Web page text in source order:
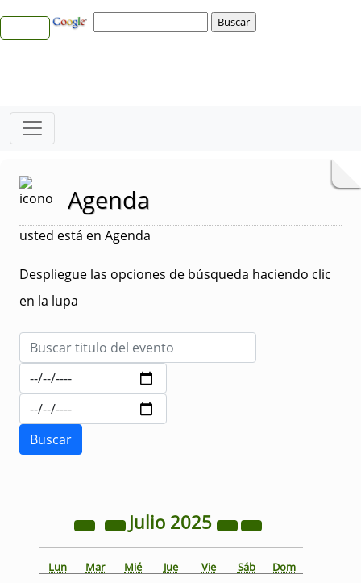
Agenda
usted está en Agenda
Despliegue las opciones de búsqueda haciendo clic
en la lupa
Julio 2025
Lun Mar Mié Jue Vie Sáb Dom